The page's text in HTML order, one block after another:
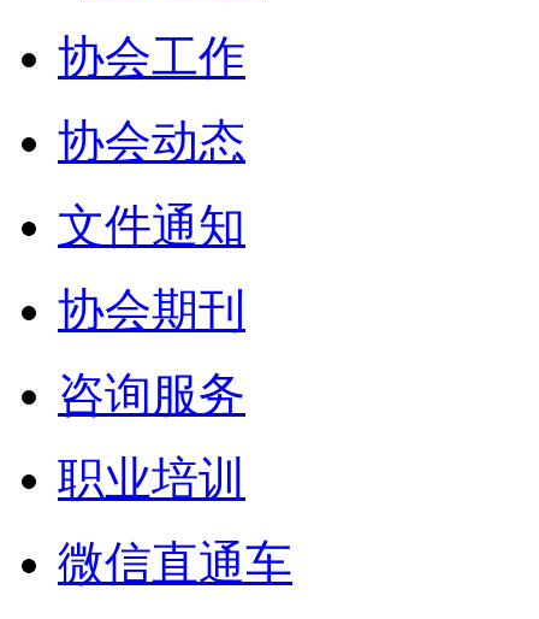
协会工作
协会动态
文件通知
协会期刊
咨询服务
职业培训
微信直通车